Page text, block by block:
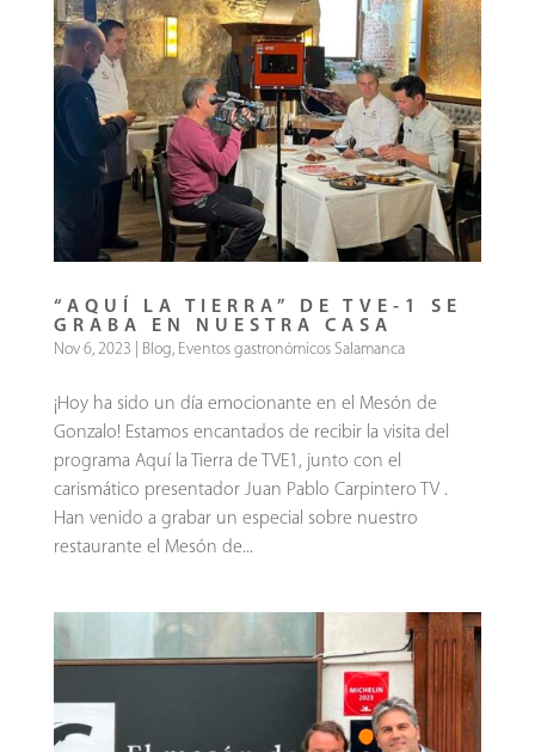
“AQUÍ LA TIERRA” DE TVE-1 SE
GRABA EN NUESTRA CASA
Nov 6, 2023 Blog, Eventos gastronómicos Salamanca
¡Hoy ha sido un día emocionante en el Mesón de
Gonzalo! Estamos encantados de recibir la visita del
programa Aquí la Tierra de TVE1, junto con el
carismático presentador Juan Pablo Carpintero TV .
Han venido a grabar un especial sobre nuestro
restaurante el Mesón de...